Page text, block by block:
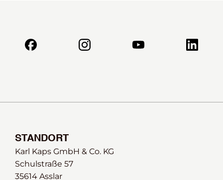
STANDORT
Karl Kaps GmbH & Co. KG
Schulstraße 57
35614 Asslar